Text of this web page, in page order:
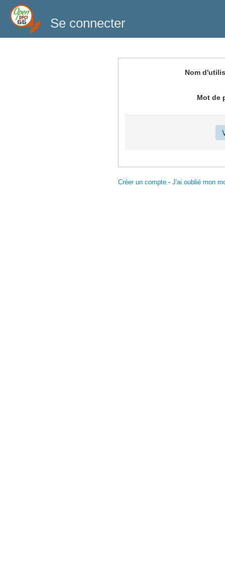
Se connecter
Nom
Mot de
Créer un compte - J'ai oublié mon